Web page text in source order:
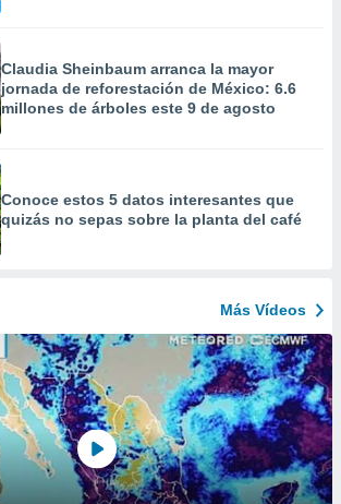
Claudia Sheinbaum arranca la mayor
jornada de reforestación de México: 6.6
millones de árboles este 9 de agosto
Conoce estos 5 datos interesantes que
quizás no sepas sobre la planta del café
Más Vídeos